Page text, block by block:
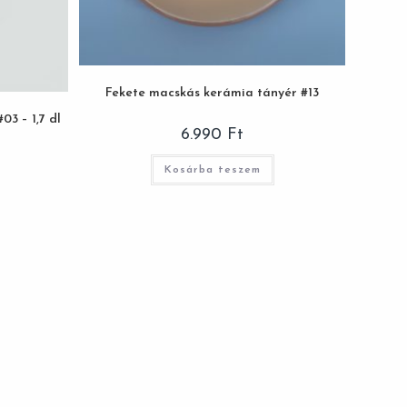
– 1,7 dl
Fekete macskás kerámia tányér #13
6.990 Ft
Kosárba teszem